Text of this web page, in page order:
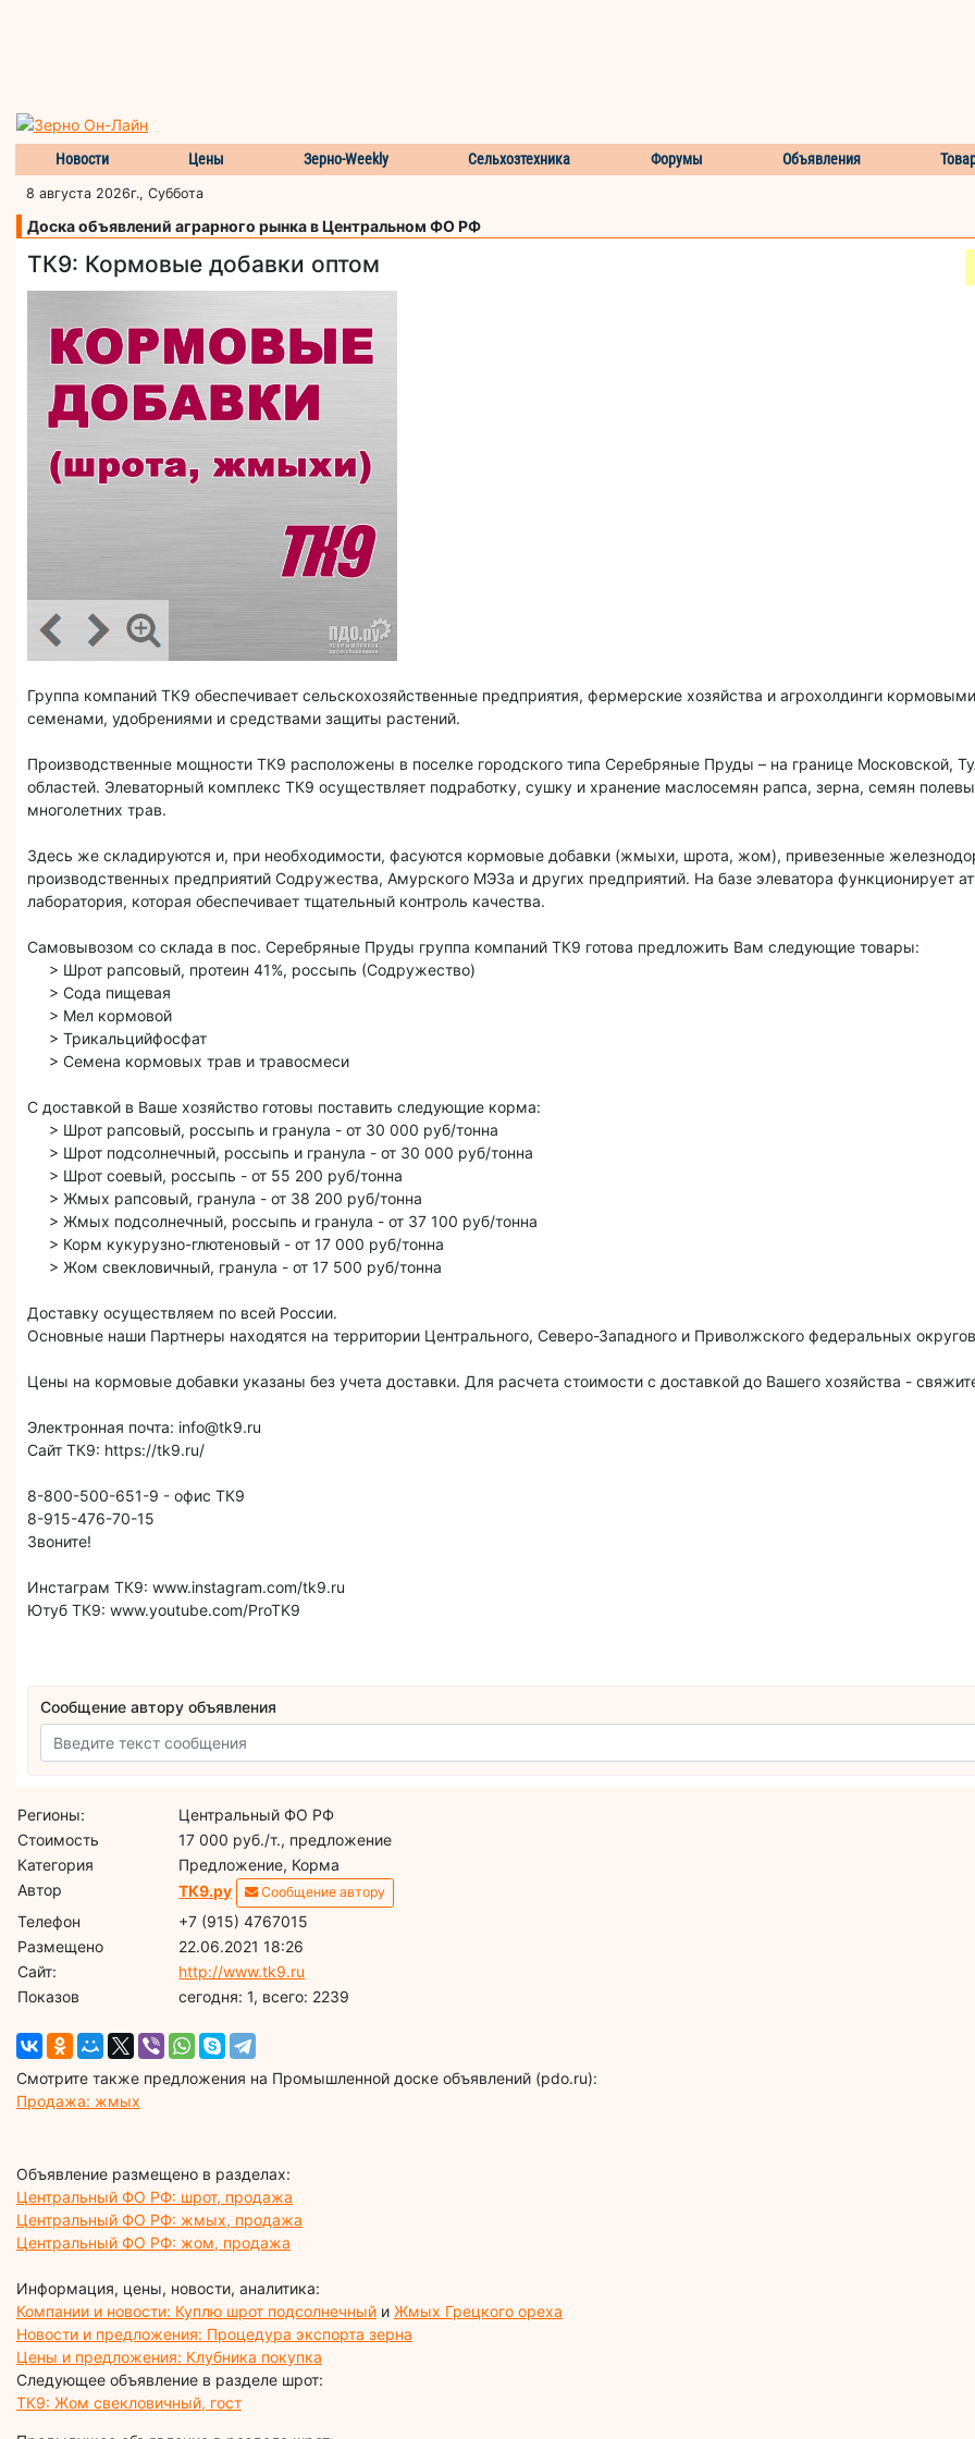
Новости Цены Зерно-Weekly Сельхозтехника Форумы Объявления
8 августа 2026г., Суббота
Доска объявлений аграрного рынка в Центральном ФО РФ
ТК9: Кормовые добавки оптом
Группа компаний ТК9 обеспечивает сельскохозяйственные предприятия, фермерские хозяйства и агрохолдинги
семенами, удобрениями и средствами защиты растений.
Производственные мощности ТК9 расположены в поселке городского типа Серебряные Пруды – на границе Московской,
областей. Элеваторный комплекс ТК9 осуществляет подработку, сушку и хранение маслосемян рапса, зерна, семян
многолетних трав.
Здесь же складируются и, при необходимости, фасуются кормовые добавки (жмыхи, шрота, жом), привезенные
производственных предприятий Содружества, Амурского МЭЗа и других предприятий. На базе элеватора функционирует
лаборатория, которая обеспечивает тщательный контроль качества.
Самовывозом со склада в пос. Серебряные Пруды группа компаний ТК9 готова предложить Вам следующие товары:
> Шрот рапсовый, протеин 41%, россыпь (Содружество)
> Сода пищевая
> Мел кормовой
> Трикальцийфосфат
> Семена кормовых трав и травосмеси
С доставкой в Ваше хозяйство готовы поставить следующие корма:
> Шрот рапсовый, россыпь и гранула - от 30 000 руб/тонна
> Шрот подсолнечный, россыпь и гранула - от 30 000 руб/тонна
> Шрот соевый, россыпь - от 55 200 руб/тонна
> Жмых рапсовый, гранула - от 38 200 руб/тонна
> Жмых подсолнечный, россыпь и гранула - от 37 100 руб/тонна
> Корм кукурузно-глютеновый - от 17 000 руб/тонна
> Жом свекловичный, гранула - от 17 500 руб/тонна
Доставку осуществляем по всей России.
Основные наши Партнеры находятся на территории Центрального, Северо-Западного и Приволжского федеральных
Цены на кормовые добавки указаны без учета доставки. Для расчета стоимости с доставкой до Вашего хозяйства -
Электронная почта: info@tk9.ru
Сайт ТК9: https://tk9.ru/
8-800-500-651-9 - офис ТК9
8-915-476-70-15
Звоните!
Инстаграм ТК9: www.instagram.com/tk9.ru
Ютуб ТК9: www.youtube.com/ProTK9
Сообщение автору объявления
Регионы:
Центральный ФО РФ
Стоимость
17 000 руб./т., предложение
Категория
Предложение, Корма
Автор
ТК9.ру Сообщение автору
Телефон
+7 (915) 4767015
Размещено
22.06.2021 18:26
Сайт:
http://www.tk9.ru
Показов
cегодня: 1, всего: 2239
Смотрите также предложения на Промышленной доске объявлений (pdo.ru):
Продажа: жмых
Объявление размещено в разделах:
Центральный ФО РФ: шрот, продажа
Центральный ФО РФ: жмых, продажа
Центральный ФО РФ: жом, продажа
Информация, цены, новости, аналитика:
Компании и новости: Куплю шрот подсолнечный и Жмых Грецкого ореха
Новости и предложения: Процедура экспорта зерна
Цены и предложения: Клубника покупка
Следующее объявление в разделе шрот:
ТК9: Жом свекловичный, гост